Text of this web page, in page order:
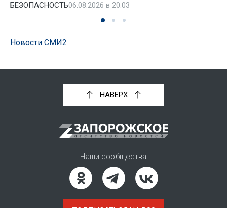
БЕЗОПАСНОСТЬ06.08.2026 в 20:03
Новости СМИ2
НАВЕРХ
Наши сообщества